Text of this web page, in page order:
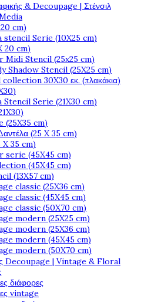
& Decoupage | Στένσιλ
cm)
stencil Serie (10X25 cm)
20 cm)
Midi Stencil (25x25 cm)
Shadow Stencil (25X25 cm)
30X30 εκ. (πλακάκια)
Stencil Serie (21X30 cm)
(25X35 cm)
(25 X 35 cm)
35 cm)
serie (45X45 cm)
(45X45 cm)
(13X57 cm)
classic (25X36 cm)
classic (45X45 cm)
classic (50X70 cm)
modern (25X25 cm)
modern (25X36 cm)
modern (45X45 cm)
modern (50X70 cm)
Decoupage | Vintage & Floral
διάφορες
vintage